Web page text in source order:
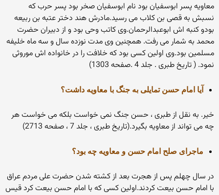
معاویه پسر ابوسفیان بود نام ابوسفیان صخر بود پسر حرب که
نسبش به قصی بن کلاب می رسید.مادرش هند دختر عتبه بن ربیعه
بودو کنبه اش ابوعبدالرحمان.وی کاتب وحی بود و از دبیران حضرت
محمد به شمار می رفت. همچنین وی مدت نوزده سال و سه ماه خلیفه
مسلمین بود.وی اولین کسی بود که خلافت را در خانواده اش موروثی
نمود. ( تاریخ طبری . جلد 4 .صفحه 1303)
آیا امام حسن تمایلی به جنگ با معاویه داشت؟
خیر. به نقل از طبری ، حسن جنگ نمی خواست بلکه می خواست هر
چه می تواند از معاویه بگیرد.(تاریخ طبری ، جلد 7 ، صفحه 2713)
ماجرای صلح امام حسن و معاویه چه بود؟
در سال چهلم پس از هجرت بعد از کشته شدن حضرت علی مردم عراق
با امام حسن بیعت کردند.اولین کسی که با امام حسن بیعت کرد قیس